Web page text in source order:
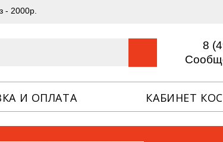
- 2000р.
8
И ОПЛАТА КАБИНЕТ